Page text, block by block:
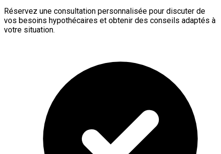
Réservez une consultation personnalisée pour discuter de
vos besoins hypothécaires et obtenir des conseils adaptés à
votre situation.